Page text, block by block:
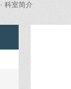
· 科室简介